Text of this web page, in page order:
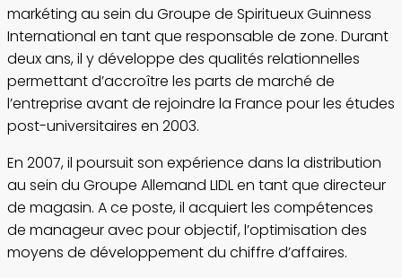
markéting au sein du Groupe de Spiritueux Guinness
International en tant que responsable de zone. Durant
deux ans, il y développe des qualités relationnelles
permettant d’accroître les parts de marché de
l’entreprise avant de rejoindre la France pour les études
post-universitaires en 2003.
En 2007, il poursuit son expérience dans la distribution
au sein du Groupe Allemand LIDL en tant que directeur
de magasin. A ce poste, il acquiert les compétences
de manageur avec pour objectif, l’optimisation des
moyens de développement du chiffre d’affaires.